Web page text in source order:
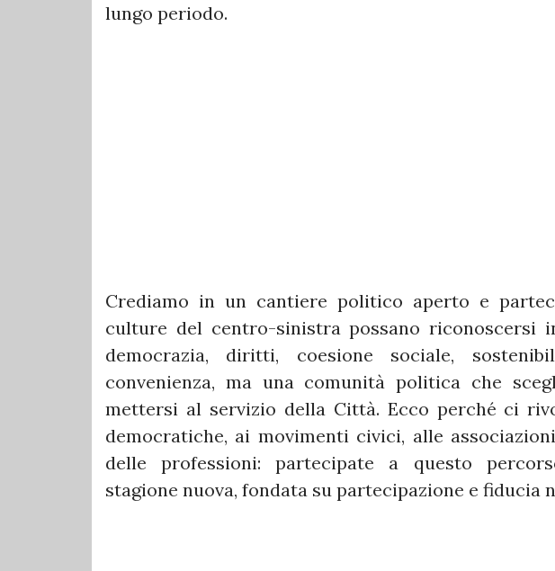
lungo periodo.
Crediamo in un cantiere politico aperto e
culture del centro-sinistra possano riconoscersi
democrazia, diritti, coesione sociale,
convenienza, ma una comunità politica che
mettersi al servizio della Città. Ecco perché ci
democratiche, ai movimenti civici, alle
delle professioni: partecipate a questo
stagione nuova, fondata su partecipazione e fiducia